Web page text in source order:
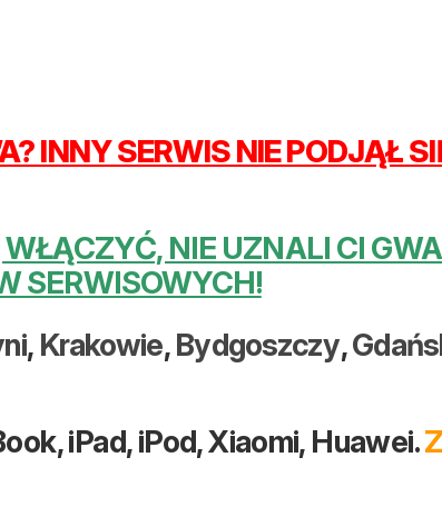
INNY SERWIS NIE PODJĄŁ
NIE UZNALI CI
SERWISOWYCH!
, Krakowie,Bydgoszczy,
iPad, iPod, Xiaomi, Huawei.